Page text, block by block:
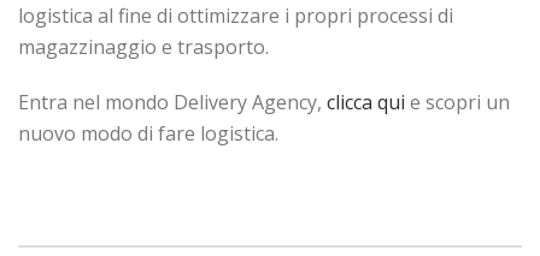
logistica al fine di ottimizzare i propri processi di
magazzinaggio e trasporto.
Entra nel mondo Delivery Agency, clicca qui e scopri un
nuovo modo di fare logistica.